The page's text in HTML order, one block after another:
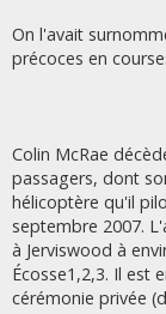
On l'avait
précoces en
Colin McRae
passagers, dont
hélicoptère qu'il
septembre 2007.
à Jerviswood à
Écosse1,2,3. Il est
cérémonie privée